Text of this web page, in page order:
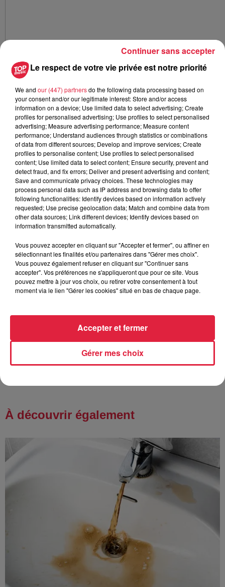
Publié : 28 mai 2019 à 19h00 - Modifié : 30 octobre 2025 à
16h48 Rédaction
A lire aussi
6 août 2026
À Hoerdt, de l’eau brune sort des
robinets
6 août 2026
Tags antisémites à Strasbourg :
Catherine Trautmann réagit
Au zoo de Mulhouse : rencontre
avec les flamants rouges
À découvrir également
Le respect de votre vie privée est notre priorité
We and our (447) partnersdo the following data processing based on
your consent and/or our legitimate interest: Store and/or access
information on a device; Use limited data to select advertising; Create
profiles for personalised advertising; Use profiles to select personalised
advertising; Measure advertising performance; Measure content
performance; Understand audiences through statistics or combinations
of data from different sources; Develop and improve services; Create
profiles to personalise content; Use profiles to select personalised
content; Use limited data to select content; Ensure security, prevent and
detect fraud, and fix errors; Deliver and present advertising and content;
Save and communicate privacy choices. These technologies may
process personal data such as IP address and browsing data to offer
following functionalities: Identify devices based on information actively
requested; Use precise geolocation data; Match and combine data from
other data sources; Link different devices; Identify devices based on
information transmitted automatically.
Vous pouvez accepter en cliquant sur "Accepter et fermer", ou affiner en
sélectionnant les finalités et/ou partenaires dans "Gérer mes choix".
Vous pouvez également refuser en cliquant sur "Continuer sans
accepter". Vos préférences ne s'appliqueront que pour ce site. Vous
pouvez mettre à jour vos choix, ou retirer votre consentement à tout
moment via le lien "Gérer les cookies" situé en bas de chaque page.
Gérer mes choix
Accepter et fermer
Continuer sans accepter